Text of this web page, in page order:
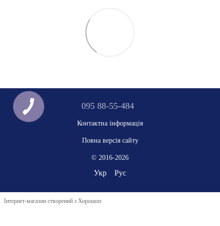
095 88-55-484
Контактна інформація
Повна версія сайту
© 2016-2026
Укр Рус
Інтернет-магазин створений з Хорошоп